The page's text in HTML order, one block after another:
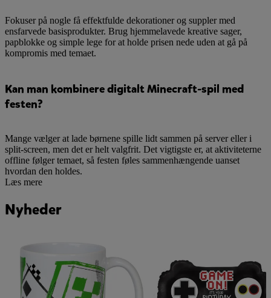
Fokuser på nogle få effektfulde dekorationer og suppler med
ensfarvede basisprodukter. Brug hjemmelavede kreative sager,
papblokke og simple lege for at holde prisen nede uden at gå på
kompromis med temaet.
Kan man kombinere digitalt Minecraft-spil med
festen?
Mange vælger at lade børnene spille lidt sammen på server eller i
split-screen, men det er helt valgfrit. Det vigtigste er, at aktiviteterne
offline følger temaet, så festen føles sammenhængende uanset
hvordan den holdes.
Læs mere
Nyheder